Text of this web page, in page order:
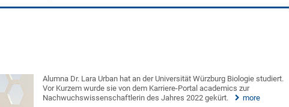
Alumna Dr. Lara Urban hat an der Universität Würzburg Biologie studiert.
Vor Kurzem wurde sie von dem Karriere-Portal academics zur
Nachwuchswissenschaftlerin des Jahres 2022 gekürt.
more